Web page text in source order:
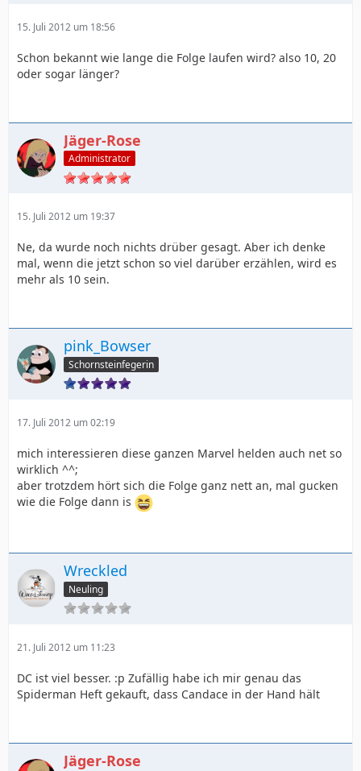
15. Juli 2012 um 18:56
Schon bekannt wie lange die Folge laufen wird? also 10, 20
oder sogar länger?
Jäger-Rose
Administrator
15. Juli 2012 um 19:37
Ne, da wurde noch nichts drüber gesagt. Aber ich denke
mal, wenn die jetzt schon so viel darüber erzählen, wird es
mehr als 10 sein.
pink_Bowser
Schornsteinfegerin
17. Juli 2012 um 02:19
mich interessieren diese ganzen Marvel helden auch net so
wirklich ^^;
aber trotzdem hört sich die Folge ganz nett an, mal gucken
wie die Folge dann is
Wreckled
Neuling
21. Juli 2012 um 11:23
DC ist viel besser. :p Zufällig habe ich mir genau das
Spiderman Heft gekauft, dass Candace in der Hand hält
Jäger-Rose